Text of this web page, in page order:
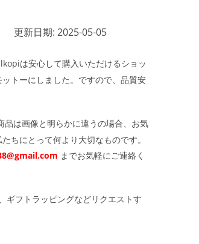
更新日期: 2025-05-05
は安心して購入いただけるショッ
トーにしました。ですので、品質安
は画像と明らかに違うの場合、お気
ちにとって何より大切なものです。
までお気軽にご連絡く
ギフトラッピングなどリクエストす